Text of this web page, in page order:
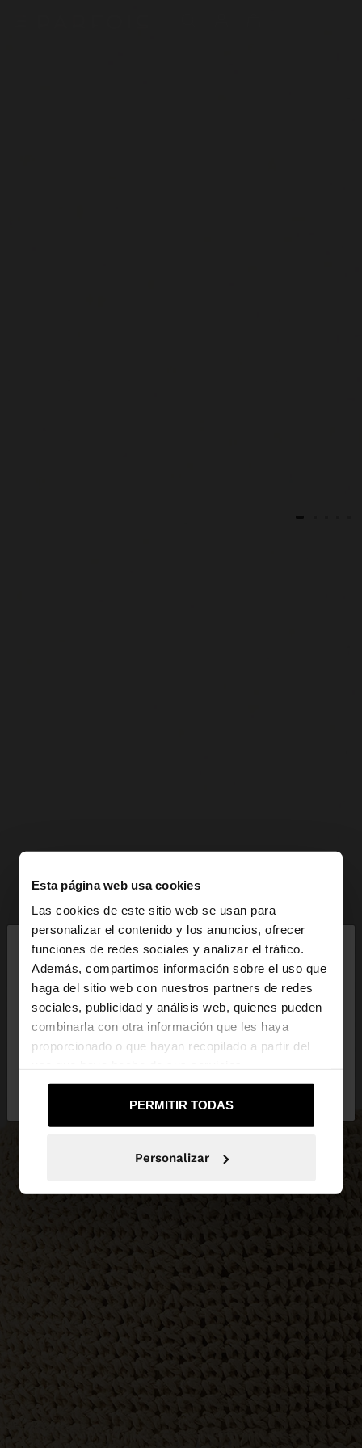
Esta página web usa cookies
Las cookies de este sitio web se usan para
personalizar el contenido y los anuncios, ofrecer
funciones de redes sociales y analizar el tráfico.
Además, compartimos información sobre el uso que
haga del sitio web con nuestros partners de redes
sociales, publicidad y análisis web, quienes pueden
combinarla con otra información que les haya
proporcionado o que hayan recopilado a partir del
PERMITIR TODAS
Personalizar
hola
Estás accediendo a la web de España. ¿Quieres ir a
la web de United States?